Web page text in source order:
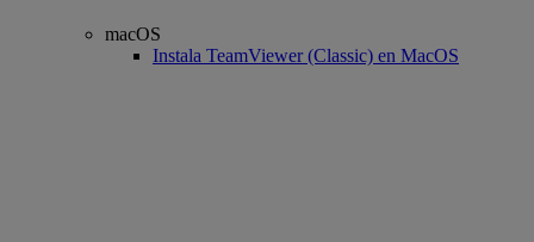
macOS
Instala TeamViewer (Classic) en MacOS